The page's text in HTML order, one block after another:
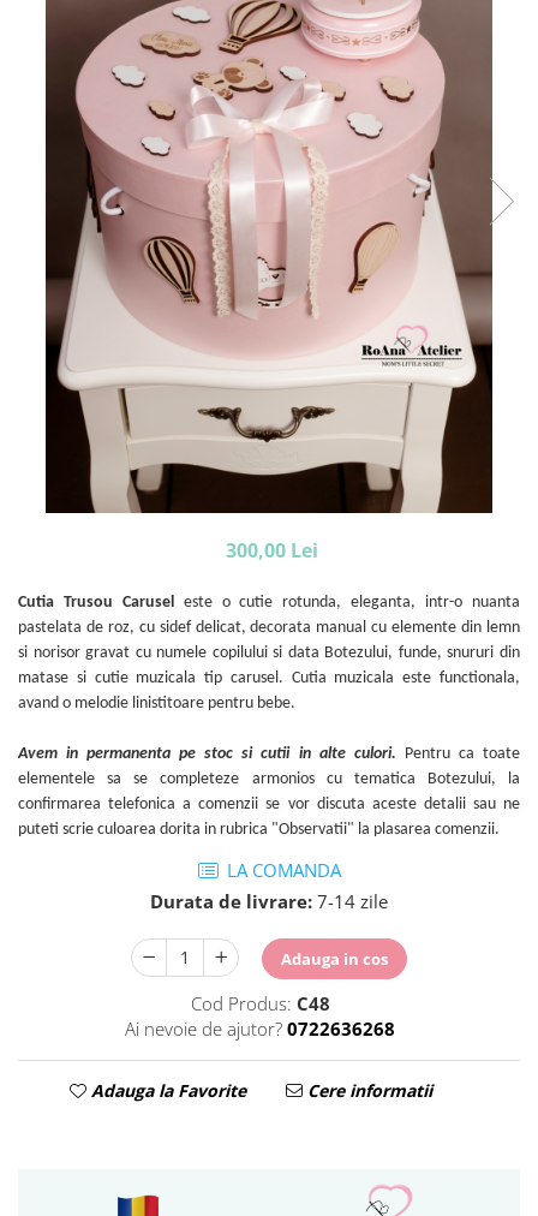
300,00 Lei
Cutia Trusou Carusel este o cutie rotunda, eleganta, intr-o nuanta
pastelata de roz, cu sidef delicat, decorata manual cu elemente din lemn
si norisor gravat cu numele copilului si data Botezului, funde, snururi din
matase si cutie muzicala tip carusel. Cutia muzicala este functionala,
avand o melodie linistitoare pentru bebe.
Avem in permanenta pe stoc si cutii in alte culori. Pentru ca toate
elementele sa se completeze armonios cu tematica Botezului, la
confirmarea telefonica a comenzii se vor discuta aceste detalii sau ne
puteti scrie culoarea dorita in rubrica "Observatii" la plasarea comenzii.
LA COMANDA
Durata de livrare: 7-14 zile
Adauga in cos
Cod Produs: C48
Ai nevoie de ajutor? 0722636268
Adauga la Favorite Cere informatii